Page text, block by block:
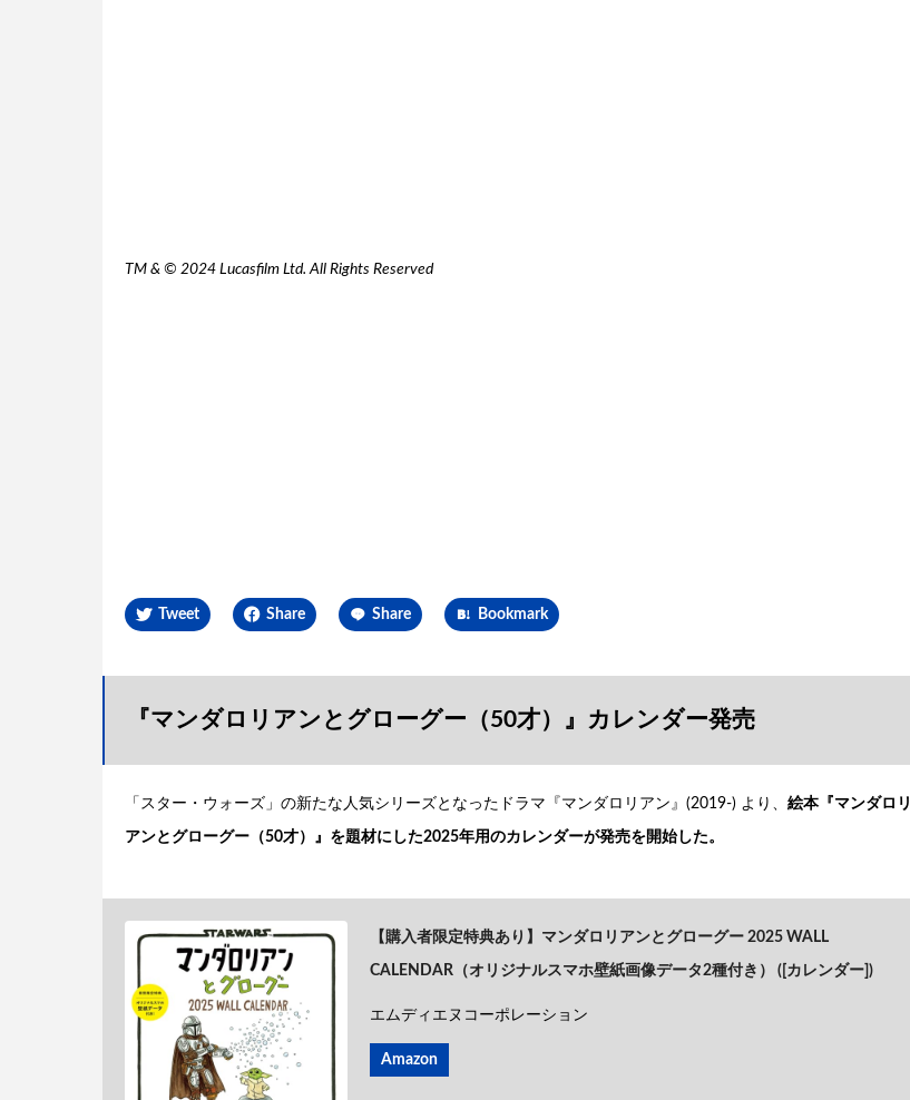
TM & © 2024 Lucasfilm Ltd. All Rights Reserved
Tweet Share Share Bookmark
『マンダロリアンとグローグー（50才）』カレンダー発売
「スター・ウォーズ」の新たな人気シリーズとなったドラマ『マンダロリアン』(2019-) より、 絵本『マンダロリ
アンとグローグー（50才）』を題材にした2025年用のカレンダーが発売を開始した。
【購入者限定特典あり】マンダロリアンとグローグー 2025 WALL
CALENDAR（オリジナルスマホ壁紙画像データ2種付き） ([カレンダー])
エムディエヌコーポレーション
Amazon